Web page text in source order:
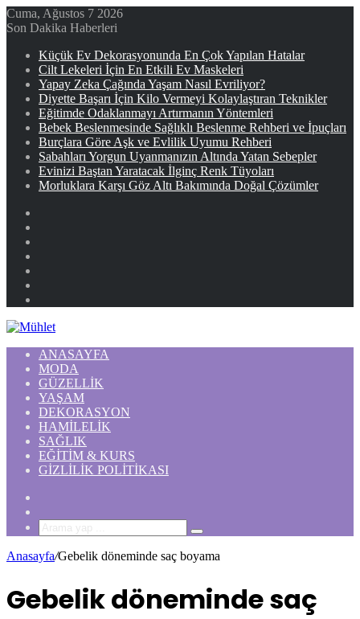
Cuma, Ağustos 7 2026
Son Dakika Haberleri
Küçük Ev Dekorasyonunda En Çok Yapılan Hatalar
Cilt Lekeleri İçin En Etkili Ev Maskeleri
Yapay Zeka Çağında Yaşam Nasıl Evriliyor?
Diyette Başarı İçin Kilo Vermeyi Kolaylaştıran Teknikler
Eğitimde Odaklanmayı Artırmanın Yöntemleri
Bebek Beslenmesinde Sağlıklı Beslenme Rehberi ve İpuçları
Burçlara Göre Aşk ve Evlilik Uyumu Rehberi
Sabahları Yorgun Uyanmanızın Altında Yatan Sebepler
Evinizi Baştan Yaratacak İlginç Renk Tüyoları
Morluklara Karşı Göz Altı Bakımında Doğal Çözümler
ANASAYFA
MODA
GÜZELLIK
YAŞAM
DEKORASYON
HAMILELIK
SAĞLIK
EĞITIM & KURS
GIZLILIK POLITIKASI
Arama
...
Anasayfa/Gebelik döneminde saç boyama
Gebelik döneminde saç